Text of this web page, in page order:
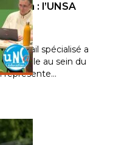
: l’UNSA
travail spécialisé a
l’Ecole au sein du
représente…